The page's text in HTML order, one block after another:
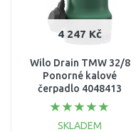
4 247 Kč
Wilo Drain TMW 32/8
Ponorné kalové
čerpadlo 4048413
SKLADEM